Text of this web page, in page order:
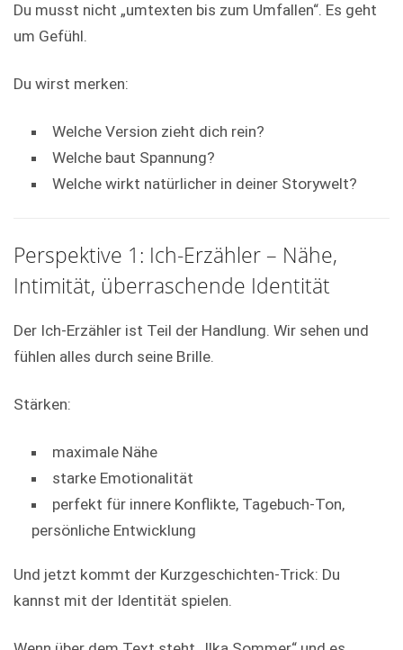
Du musst nicht „umtexten bis zum Umfallen“. Es geht
um Gefühl.
Du wirst merken:
Welche Version zieht dich rein?
Welche baut Spannung?
Welche wirkt natürlicher in deiner Storywelt?
Perspektive 1: Ich-Erzähler – Nähe,
Intimität, überraschende Identität
Der Ich-Erzähler ist Teil der Handlung. Wir sehen und
fühlen alles durch seine Brille.
Stärken:
maximale Nähe
starke Emotionalität
perfekt für innere Konflikte, Tagebuch-Ton,
persönliche Entwicklung
Und jetzt kommt der Kurzgeschichten-Trick: Du
kannst mit der Identität spielen.